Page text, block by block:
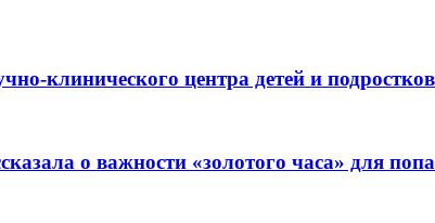
клинического центра детей и
о важности «золотого часа» для